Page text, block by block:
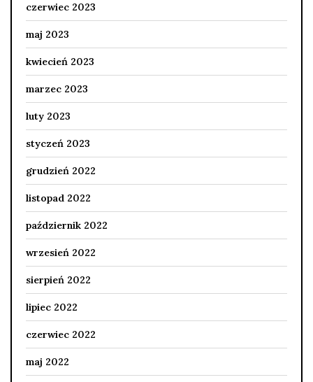
czerwiec 2023
maj 2023
kwiecień 2023
marzec 2023
luty 2023
styczeń 2023
grudzień 2022
listopad 2022
październik 2022
wrzesień 2022
sierpień 2022
lipiec 2022
czerwiec 2022
maj 2022